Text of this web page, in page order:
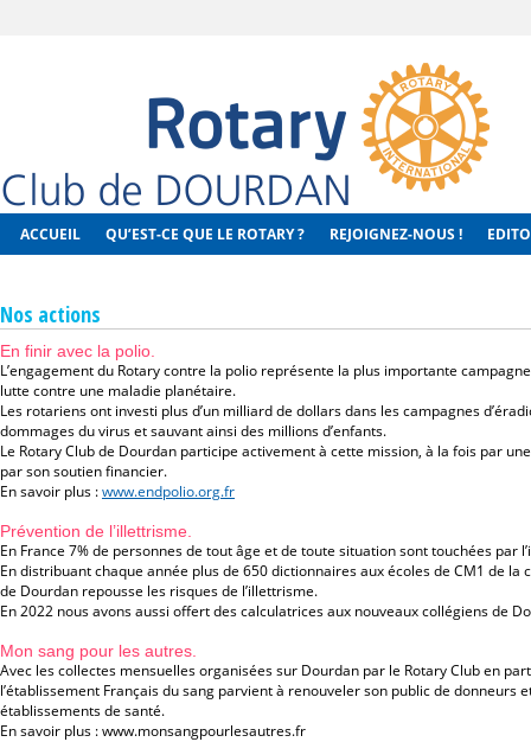
ACCUEIL QU’EST-CE QUE LE ROTARY ? REJOIGNEZ-NOUS ! EDITO
Nos actions
En finir avec la polio.
L’engagement du Rotary contre la polio représente la plus importante
lutte contre une maladie planétaire.
Les rotariens ont investi plus d’un milliard de dollars dans les campagnes
dommages du virus et sauvant ainsi des millions d’enfants.
Le Rotary Club de Dourdan participe activement à cette mission, à la fois par
par son soutien financier.
En savoir plus :www.endpolio.org.fr
Prévention de l’illettrisme.
En France 7% de personnes de tout âge et de toute situation sont touchées par
En distribuant chaque année plus de 650 dictionnaires aux écoles de CM1 de la
de Dourdan repousse les risques de l’illettrisme.
En 2022 nous avons aussi offert des calculatrices aux nouveaux collégiens de
Mon sang pour les autres.
Avec les collectes mensuelles organisées sur Dourdan par le Rotary Club en
l’établissement Français du sang parvient à renouveler son public de donneurs
établissements de santé.
En savoir plus : www.monsangpourlesautres.fr